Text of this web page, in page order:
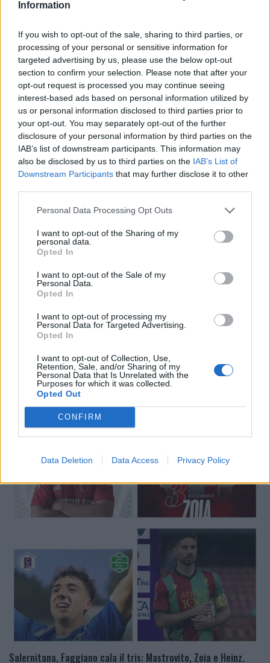
Information
If you wish to opt-out of the sale, sharing to third parties, or
processing of your personal or sensitive information for
targeted advertising by us, please use the below opt-out
section to confirm your selection. Please note that after your
opt-out request is processed you may continue seeing
interest-based ads based on personal information utilized by
us or personal information disclosed to third parties prior to
your opt-out. You may separately opt-out of the further
disclosure of your personal information by third parties on the
IAB’s list of downstream participants. This information may
also be disclosed by us to third parties on the IAB’s List of
Downstream Participants that may further disclose it to other
Personal Data Processing Opt Outs
I want to opt-out of the Sharing of my
personal data.
Opted In
I want to opt-out of the Sale of my
Personal Data.
Opted In
I want to opt-out of processing my
Personal Data for Targeted Advertising.
Opted In
I want to opt-out of Collection, Use,
Retention, Sale, and/or Sharing of my
Personal Data that Is Unrelated with the
Purposes for which it was collected.
Opted Out
CONFIRM
Data Deletion Data Access Privacy Policy
🔥 Trending
Salernitana, Faggiano cala il tris: Mastrovito, Zoia e Heinz.